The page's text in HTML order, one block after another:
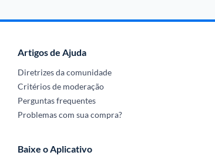
Artigos de Ajuda
Diretrizes da comunidade
Critérios de moderação
Perguntas frequentes
Problemas com sua compra?
Baixe o Aplicativo